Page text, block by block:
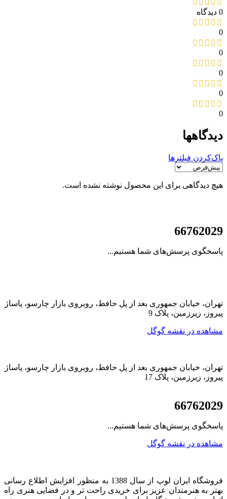
0 دیدگاه
0
0
0
0
0
دیدگاهها
پاک‌کردن فیلترها
هیچ دیدگاهی برای این محصول نوشته نشده است.
66762029
پاسخگوی پرسش‌های شما هستیم...
تهران، خیابان جمهوری بعد از پل حافظ، روبروی بازار چارسو، پاساژ
پیروز، زیرزمین، پلاک 9
مشاهده در نقشه گوگل
تهران، خیابان جمهوری بعد از پل حافظ، روبروی بازار چارسو، پاساژ
پیروز، زیرزمین، پلاک 17
66762029
پاسخگوی پرسش‌های شما هستیم...
مشاهده در نقشه گوگل
فروشگاه ایران لوپ از سال 1388 به منظور افزایش اطلاع رسانی
بهتر به هنرمندان عزیز برای خریدی راحت تر و در فضایی هنری راه